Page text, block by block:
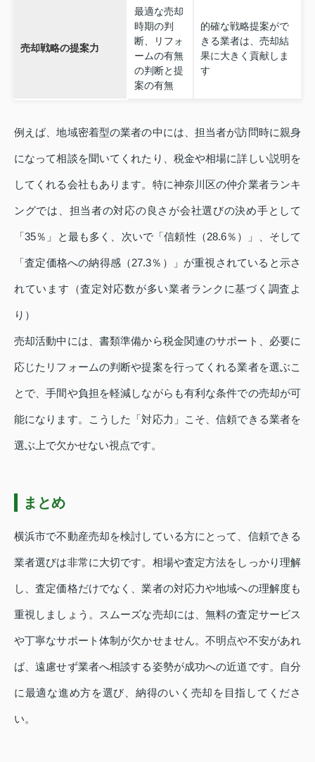
売却戦略の提案力
最適な売却
時期の判
断、リフォ
ームの有無
の判断と提
案の有無
的確な戦略提案がで
きる業者は、売却結
果に大きく貢献しま
す
例えば、地域密着型の業者の中には、担当者が訪問時に親身
になって相談を聞いてくれたり、税金や相場に詳しい説明を
してくれる会社もあります。特に神奈川区の仲介業者ランキ
ングでは、担当者の対応の良さが会社選びの決め手として
「35％」と最も多く、次いで「信頼性（28.6％）」、そして
「査定価格への納得感（27.3％）」が重視されていると示さ
れています（査定対応数が多い業者ランクに基づく調査よ
り）
売却活動中には、書類準備から税金関連のサポート、必要に
応じたリフォームの判断や提案を行ってくれる業者を選ぶこ
とで、手間や負担を軽減しながらも有利な条件での売却が可
能になります。こうした「対応力」こそ、信頼できる業者を
選ぶ上で欠かせない視点です。
まとめ
横浜市で不動産売却を検討している方にとって、信頼できる
業者選びは非常に大切です。相場や査定方法をしっかり理解
し、査定価格だけでなく、業者の対応力や地域への理解度も
重視しましょう。スムーズな売却には、無料の査定サービス
や丁寧なサポート体制が欠かせません。不明点や不安があれ
ば、遠慮せず業者へ相談する姿勢が成功への近道です。自分
に最適な進め方を選び、納得のいく売却を目指してくださ
い。